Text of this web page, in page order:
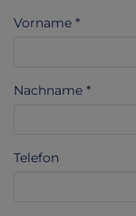
Vorname
Nachname
Telefon